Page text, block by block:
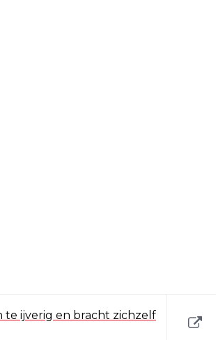
te ijverig en bracht zichzelf